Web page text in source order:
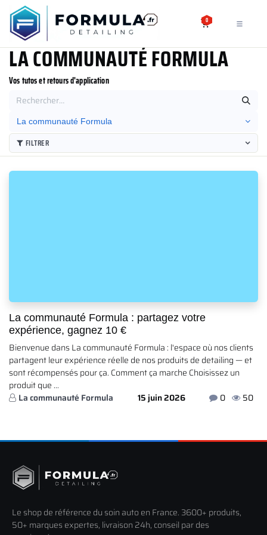
SE RENDRE AU CONTENU
0
LA COMMUNAUTÉ FORMULA
Vos tutos et retours d'application
La communauté Formula
FILTRER
La communauté Formula : partagez votre
expérience, gagnez 10 €
Bienvenue dans La communauté Formula : l'espace où nos clients
partagent leur expérience réelle de nos produits de detailing — et
sont récompensés pour ça. Comment ça marche Choisissez un
produit que ...
La communauté Formula
15 juin 2026 0 50
Le shop de référence du soin auto en France. 3600+ produits,
50+ marques expertes, livraison 24h, conseil par des